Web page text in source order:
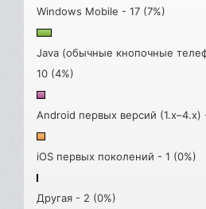
Windows Mobile - 17 (7%)
Java (обычные кнопочные
10 (4%)
Android первых версий (1.x–4.x)
iOS первых поколений - 1 (0%)
Другая - 2 (0%)